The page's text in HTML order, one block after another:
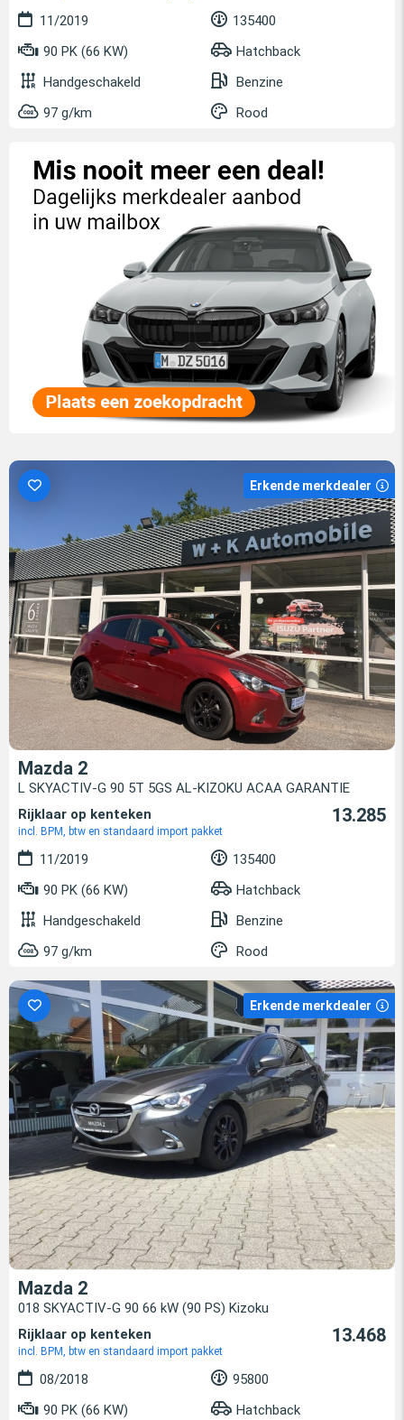
11/2019
135400
90 PK (66 KW)
Hatchback
Handgeschakeld
Benzine
97 g/km
Rood
Erkende merkdealer
Mazda 2
L SKYACTIV-G 90 5T 5GS AL-KIZOKU ACAA GARANTIE
Rijklaar op kenteken
incl. BPM, btw en standaard import pakket
13.285
11/2019
135400
90 PK (66 KW)
Hatchback
Handgeschakeld
Benzine
97 g/km
Rood
Erkende merkdealer
Mazda 2
018 SKYACTIV-G 90 66 kW (90 PS) Kizoku
Rijklaar op kenteken
incl. BPM, btw en standaard import pakket
13.468
08/2018
95800
90 PK (66 KW)
Hatchback